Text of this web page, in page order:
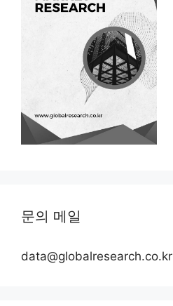
문의 메일
data@globalresearch.co.kr